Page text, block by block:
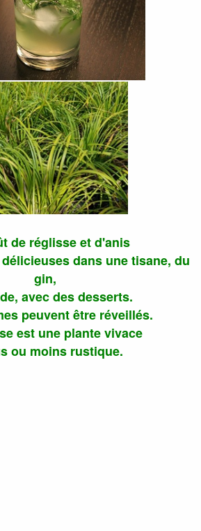
de réglisse et d'anis
dans une tisane, du
gin,
avec des desserts.
peuvent être réveillés.
est une plante vivace
ou moins rustique.